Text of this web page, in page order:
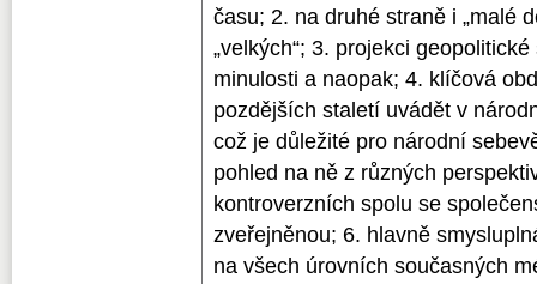
času; 2. na druhé straně i „malé
„velkých“; 3. projekci
minulosti a naopak; 4. klíčová
pozdějších staletí uvádět v
což je důležité pro národní
pohled na ně z různých
kontroverzních spolu se
zveřejněnou; 6. hlavně
na všech úrovních současných